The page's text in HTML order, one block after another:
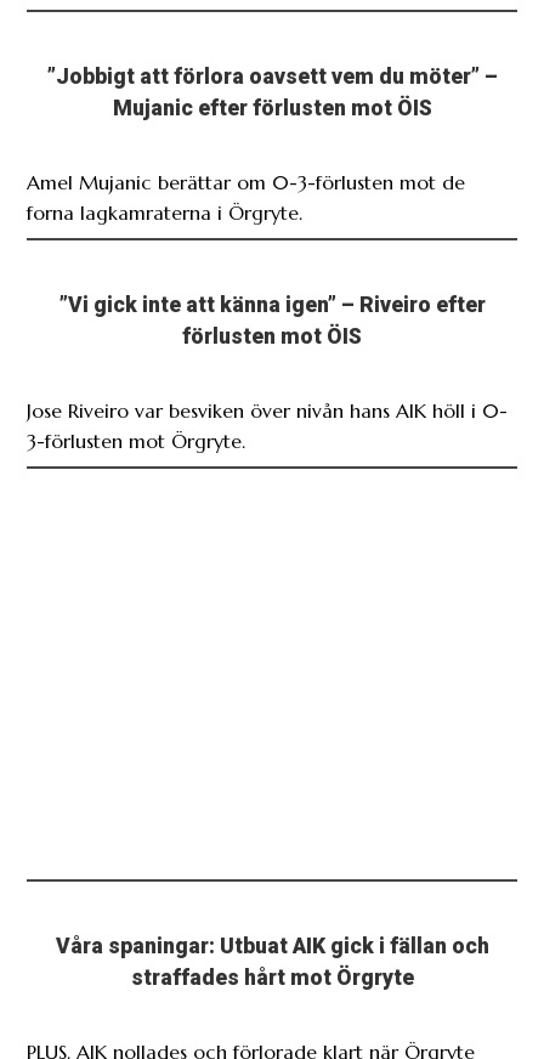
”Jobbigt att förlora oavsett vem du möter” –
Mujanic efter förlusten mot ÖIS
Amel Mujanic berättar om 0-3-förlusten mot de
forna lagkamraterna i Örgryte.
”Vi gick inte att känna igen” – Riveiro efter
förlusten mot ÖIS
Jose Riveiro var besviken över nivån hans AIK höll i 0-
3-förlusten mot Örgryte.
Våra spaningar: Utbuat AIK gick i fällan och
straffades hårt mot Örgryte
PLUS. AIK nollades och förlorade klart när Örgryte